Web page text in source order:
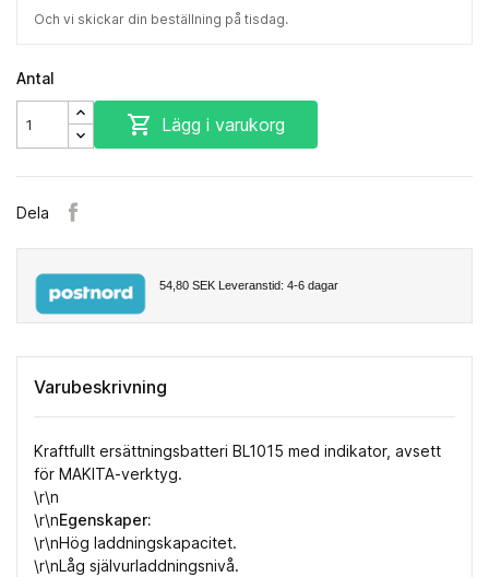
Och vi skickar din beställning på tisdag.
Antal
 Lägg i varukorg
Dela
54,80 SEK Leveranstid: 4-6 dagar
Varubeskrivning
Kraftfullt ersättningsbatteri BL1015 med indikator, avsett
för MAKITA-verktyg.
\r\n
\r\nEgenskaper:
\r\nHög laddningskapacitet.
\r\nLåg självurladdningsnivå.